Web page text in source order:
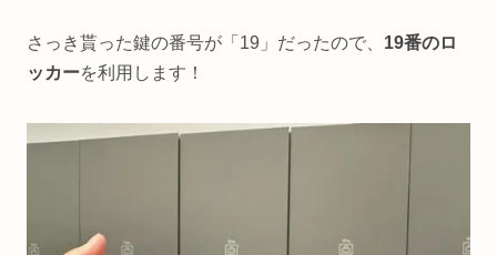
さっき貰った鍵の番号が「19」だったので、 19番のロ
ッカーを利用します！